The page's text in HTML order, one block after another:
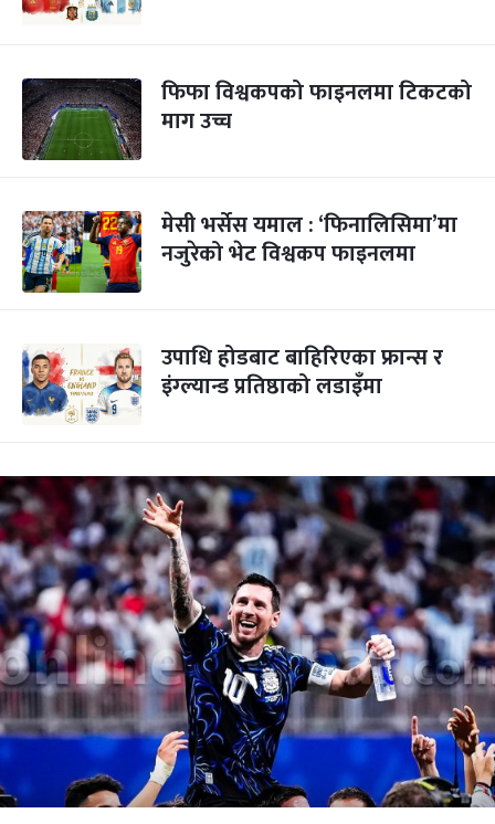
फिफा विश्वकपको फाइनलमा टिकटको
माग उच्च
मेसी भर्सेस यमाल : ‘फिनालिसिमा’मा
नजुरेको भेट विश्वकप फाइनलमा
उपाधि होडबाट बाहिरिएका फ्रान्स र
इंग्ल्यान्ड प्रतिष्ठाको लडाइँमा